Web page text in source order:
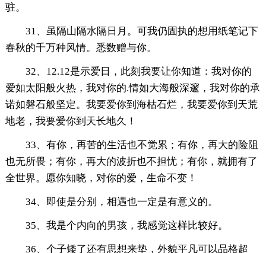
驻。
31、虽隔山隔水隔日月。可我仍固执的想用纸笔记下
春秋的千万种风情。悉数赠与你。
32、12.12是示爱日，此刻我要让你知道：我对你的
爱如太阳般火热，我对你的.情如大海般深邃，我对你的承
诺如磐石般坚定。我要爱你到海枯石烂，我要爱你到天荒
地老，我要爱你到天长地久！
33、有你，再苦的生活也不觉累；有你，再大的险阻
也无所畏；有你，再大的波折也不担忧；有你，就拥有了
全世界。愿你知晓，对你的爱，生命不变！
34、即使是分别，相遇也一定是有意义的。
35、我是个内向的男孩，我感觉这样比较好。
36、个子矮了还有思想来垫，外貌平凡可以品格超